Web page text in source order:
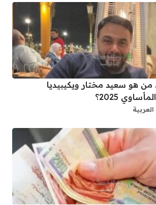
هو سعيد مختار ويكيبيديا
2025؟